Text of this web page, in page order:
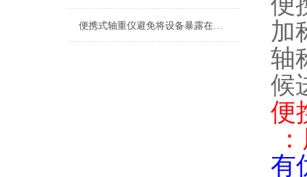
便携式轴重仪避免将设备暴露在极端温度或湿度环境中
加
轴
候
便
有